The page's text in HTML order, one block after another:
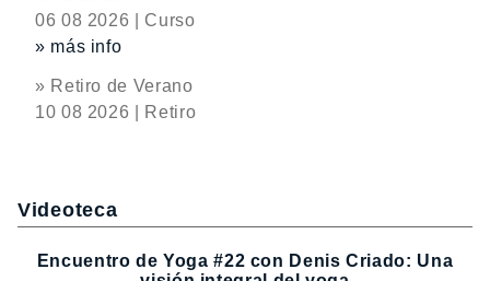
06 08 2026 | Curso
» más info
» Retiro de Verano
10 08 2026 | Retiro
Videoteca
Encuentro de Yoga #22 con Denis Criado: Una